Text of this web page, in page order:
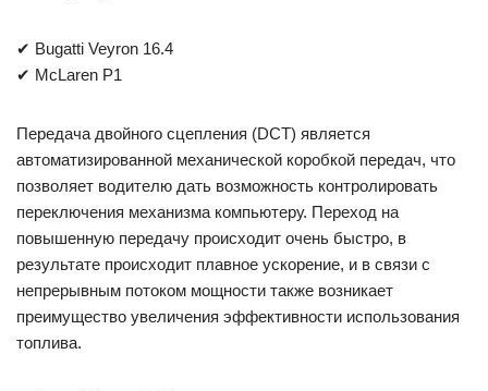
✔ Bugatti Veyron 16.4
✔ McLaren P1
Передача двойного сцепления (DCT) является
автоматизированной механической коробкой передач, что
позволяет водителю дать возможность контролировать
переключения механизма компьютеру. Переход на
повышенную передачу происходит очень быстро, в
результате происходит плавное ускорение, и в связи с
непрерывным потоком мощности также возникает
преимущество увеличения эффективности использования
топлива.